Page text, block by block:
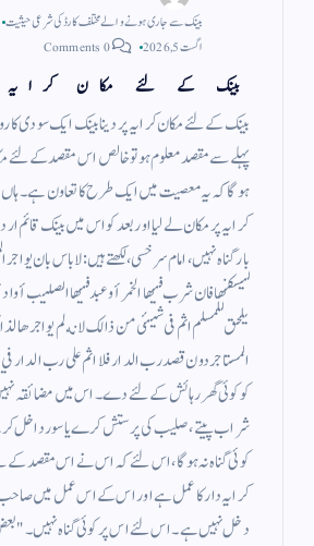
بینک سے جاری ہونے والے مختلف کارڈ کی شرعی حیثیت
اگست 5, 2026
0 Comments
بینک کے لئے مکان کرایہ
بینک کے لئے مکان کرایہ پر دینا بینک ایک سودی
پہلے سے مقصد معلوم ہو تو خالص اس مقصد کے لئے
ہو گا کہ یہ معصیت میں ایک طرح کا تعاون ہے ۔
کرایہ پر مکان لے لیا اور بعد کو اس میں بینک قائم ار
بار گناہ نہیں ، امام سرخسی، لکھتے ہیں : لاباس بان
ليسكنها فان شرب فيها الخمر أو عبد فيها الصليب
يلحق للمسلم اثم فى شيئى من ذالك لانه لم يواجرها
المستاجر دون قصد رب الدار فلا اثم على رب الدار
کو کوئی گھر رہائش کے لئے دے ۔ اس میں مضائقہ
شراب پیتے ، صلیب کی پرستش کرے یا سور داخل
کوئی گناہ نہ ہوگا، اس لئے کہ اس نے اس مقصد کے
کرایہ دار کا عمل ہے اور اس کے اس عمل میں صاحب
دخل نہیں ہے ۔ اس لئے اس پر کوئی گناہ نہیں ۔ "